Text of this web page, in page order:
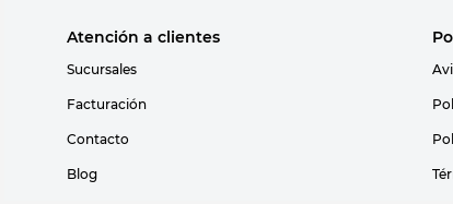
Atención a clientes
Sucursales
Facturación
Contacto
Blog